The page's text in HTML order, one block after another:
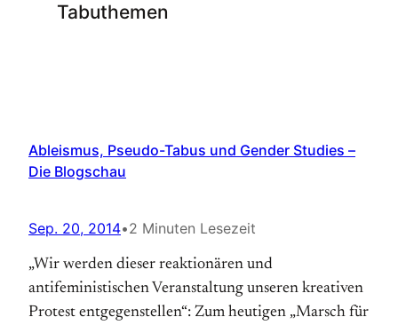
Tabuthemen
Ableismus, Pseudo-Tabus und Gender Studies –
Die Blogschau
Sep. 20, 2014•2 Minuten Lesezeit
„Wir werden dieser reaktionären und
antifeministischen Veranstaltung unseren kreativen
Protest entgegenstellen“: Zum heutigen „Marsch für